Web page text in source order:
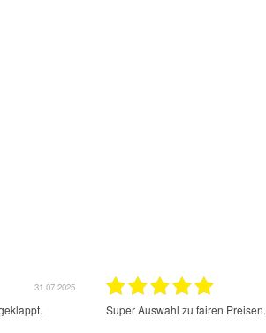
31.07.2025
Super Auswahl zu fairen Preisen.